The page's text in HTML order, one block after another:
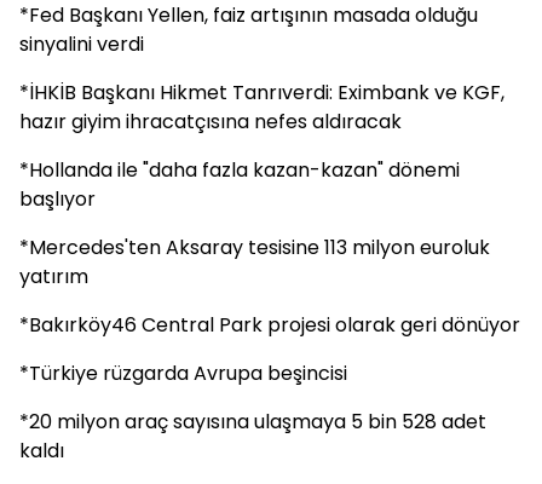
*Fed Başkanı Yellen, faiz artışının masada olduğu
sinyalini verdi
*İHKİB Başkanı Hikmet Tanrıverdi: Eximbank ve KGF,
hazır giyim ihracatçısına nefes aldıracak
*Hollanda ile "daha fazla kazan-kazan" dönemi
başlıyor
*Mercedes'ten Aksaray tesisine 113 milyon euroluk
yatırım
*Bakırköy46 Central Park projesi olarak geri dönüyor
*Türkiye rüzgarda Avrupa beşincisi
*20 milyon araç sayısına ulaşmaya 5 bin 528 adet
kaldı